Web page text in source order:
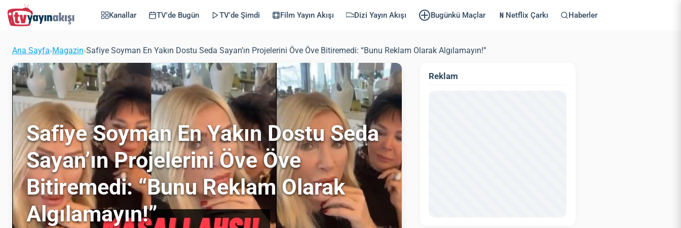
Kanallar TV'de Bugün TV'de Şimdi Film Yayın Akışı Dizi Yayın Akışı Bugünkü Maçlar Netflix Çarkı Haberler
Ana Sayfa›Magazin›Safiye Soyman En Yakın Dostu Seda Sayan’ın Projelerini Öve Öve Bitiremedi: “Bunu Reklam Olarak Algılamayın!”
Safiye Soyman En Yakın Dostu Seda
Sayan’ın Projelerini Öve Öve
Bitiremedi: “Bunu Reklam Olarak
Algılamayın!”
Reklam